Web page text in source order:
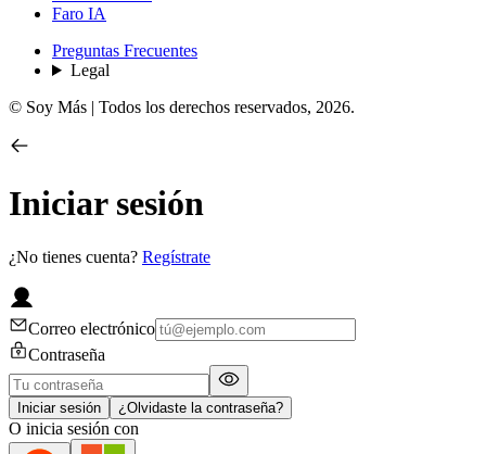
Faro IA
Preguntas Frecuentes
Legal
© Soy Más | Todos los derechos reservados, 2026.
Iniciar sesión
¿No tienes cuenta? Regístrate
Correo electrónico
Contraseña
Iniciar sesión ¿Olvidaste la contraseña?
O inicia sesión con